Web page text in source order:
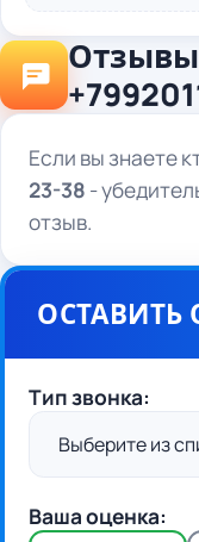
Если вы знаете
23-38 -
отзыв.
ОСТАВИТЬ
Тип звонка:
Ваша оценка: